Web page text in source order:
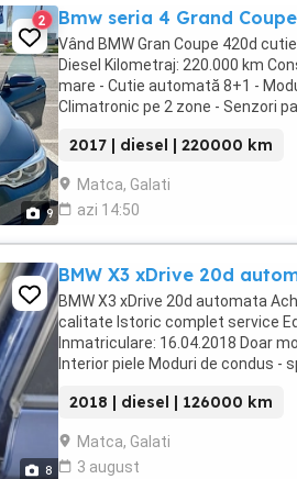
9
2 Bmw seria 4 Grand
Vând BMW Gran Coupe 420d
Diesel Kilometraj: 220.000 km
mare - Cutie automată 8+1 -
Climatronic pe 2 zone - Senzori
2017 | diesel | 220000 km
Matca, Galati
azi 14:50
8
BMW X3 xDrive 20d
BMW X3 xDrive 20d automata
calitate Istoric complet service
Inmatriculare: 16.04.2018 Doar
Interior piele Moduri de condus -
2018 | diesel | 126000 km
Matca, Galati
3 august